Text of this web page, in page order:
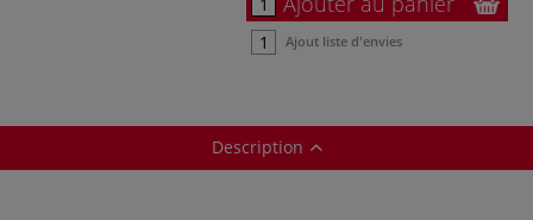
Ajout liste d'envies
Description